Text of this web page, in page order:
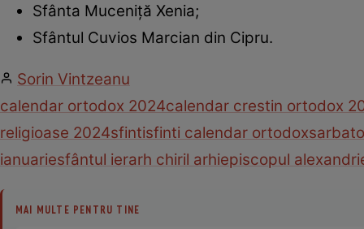
Sfânta Muceniță Xenia;
Sfântul Cuvios Marcian din Cipru.
Sorin Vintzeanu
calendar ortodox 2024calendar crestin ortodox
religioase 2024sfintisfinti calendar ortodox
ianuariesfântul ierarh chiril arhiepiscopul
MAI MULTE PENTRU TINE